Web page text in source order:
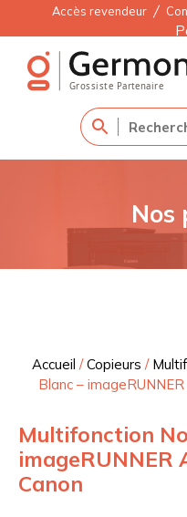
Accès revendeur
Nos
Accueil /Copieurs /
Blanc –
Multifonction
imageRUNNER
Canon